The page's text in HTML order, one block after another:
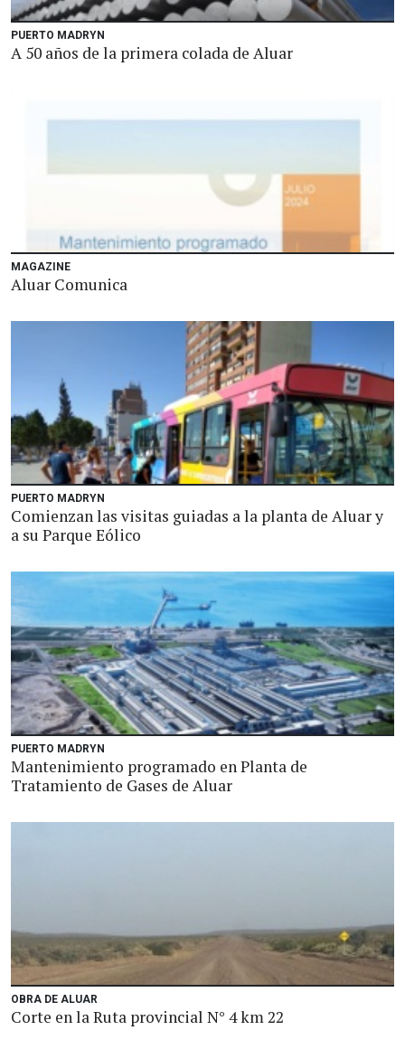
PUERTO MADRYN
A 50 años de la primera colada de Aluar
MAGAZINE
Aluar Comunica
PUERTO MADRYN
Comienzan las visitas guiadas a la planta de Aluar y
a su Parque Eólico
PUERTO MADRYN
Mantenimiento programado en Planta de
Tratamiento de Gases de Aluar
OBRA DE ALUAR
Corte en la Ruta provincial N° 4 km 22